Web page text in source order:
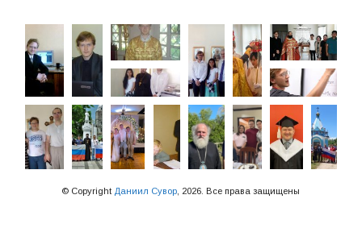
© Copyright Даниил Сувор , 2026. Все права защищены